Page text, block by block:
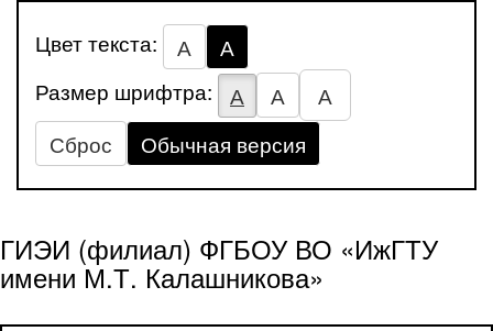
Цвет текста: А
А
Размер шрифтра:
А А
А
Сброс
Обычная версия
ГИЭИ (филиал) ФГБОУ ВО «ИжГТУ
имени М.Т. Калашникова»